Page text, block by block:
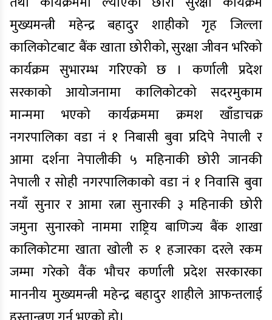
मुख्यमन्त्री महेन्द्र बहादुर शाहीको गृह जिल्ला
कालिकोटबाट बैंक खाता छोरीको, सुरक्षा जीवन भरिको
कार्यक्रम सुभारम्भ गरिएको छ । कर्णाली प्रदेश
सरकाको आयोजनामा कालिकोटको सदरमुकाम
मान्ममा भएको कार्यक्रममा क्रमश खाँडाचक्र
नगरपालिका वडा नं १ निबासी बुवा प्रदिपे नेपाली र
आमा दर्शना नेपालीकी ५ महिनाकी छोरी जानकी
नेपाली र सोही नगरपालिकाको वडा नं १ निवासि बुवा
नयाँ सुनार र आमा रत्ना सुनारकी ३ महिनाकी छोरी
जमुना सुनारको नाममा राष्ट्रिय बाणिज्य बैंक शाखा
कालिकोटमा खाता खोली रु १ हजारका दरले रकम
जम्मा गरेको वैंक भौचर कर्णाली प्रदेश सरकारका
माननीय मुख्यमन्त्री महेन्द्र बहादुर शाहीले आफन्तलाई